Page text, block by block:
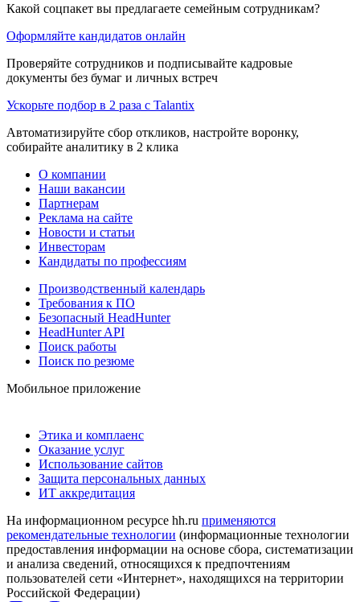
Какой соцпакет вы предлагаете семейным сотрудникам?
Оформляйте кандидатов онлайн
Проверяйте сотрудников и подписывайте кадровые
документы без бумаг и личных встреч
Ускорьте подбор в 2 раза с Talantix
Автоматизируйте сбор откликов, настройте воронку,
собирайте аналитику в 2 клика
О компании
Наши вакансии
Партнерам
Реклама на сайте
Новости и статьи
Инвесторам
Кандидаты по профессиям
Производственный календарь
Требования к ПО
Безопасный HeadHunter
HeadHunter API
Поиск работы
Поиск по резюме
Мобильное приложение
Этика и комплаенс
Оказание услуг
Использование сайтов
Защита персональных данных
ИТ аккредитация
На информационном ресурсе hh.ru применяются
рекомендательные технологии (информационные технологии
предоставления информации на основе сбора, систематизации
и анализа сведений, относящихся к предпочтениям
пользователей сети «Интернет», находящихся на территории
Российской Федерации)